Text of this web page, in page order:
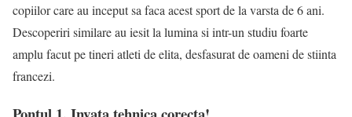
copiilor care au inceput sa faca acest sport de la varsta de 6 ani.
Descoperiri similare au iesit la lumina si intr-un studiu foarte
amplu facut pe tineri atleti de elita, desfasurat de oameni de stiinta
francezi.